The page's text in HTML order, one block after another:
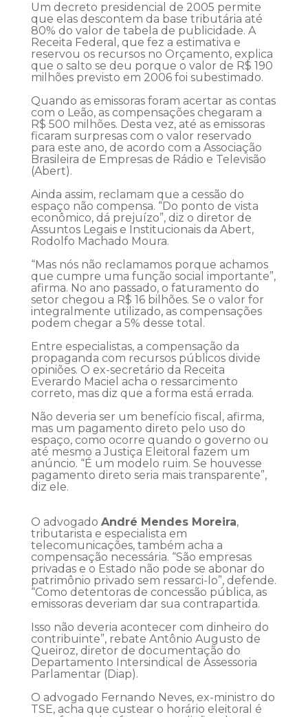
Um decreto presidencial de 2005 permite
que elas descontem da base tributária até
80% do valor de tabela de publicidade. A
Receita Federal, que fez a estimativa e
reservou os recursos no Orçamento, explica
que o salto se deu porque o valor de R$ 190
milhões previsto em 2006 foi subestimado.
Quando as emissoras foram acertar as contas
com o Leão, as compensações chegaram a
R$ 500 milhões. Desta vez, até as emissoras
ficaram surpresas com o valor reservado
para este ano, de acordo com a Associação
Brasileira de Empresas de Rádio e Televisão
(Abert).
Ainda assim, reclamam que a cessão do
espaço não compensa. “Do ponto de vista
econômico, dá prejuízo”, diz o diretor de
Assuntos Legais e Institucionais da Abert,
Rodolfo Machado Moura.
“Mas nós não reclamamos porque achamos
que cumpre uma função social importante”,
afirma. No ano passado, o faturamento do
setor chegou a R$ 16 bilhões. Se o valor for
integralmente utilizado, as compensações
podem chegar a 5% desse total.
Entre especialistas, a compensação da
propaganda com recursos públicos divide
opiniões. O ex-secretário da Receita
Everardo Maciel acha o ressarcimento
correto, mas diz que a forma está errada.
Não deveria ser um benefício fiscal, afirma,
mas um pagamento direto pelo uso do
espaço, como ocorre quando o governo ou
até mesmo a Justiça Eleitoral fazem um
anúncio. “É um modelo ruim. Se houvesse
pagamento direto seria mais transparente”,
diz ele.
O advogado André Mendes Moreira,
tributarista e especialista em
telecomunicações, também acha a
compensação necessária. “São empresas
privadas e o Estado não pode se abonar do
patrimônio privado sem ressarci-lo”, defende.
“Como detentoras de concessão pública, as
emissoras deveriam dar sua contrapartida.
Isso não deveria acontecer com dinheiro do
contribuinte”, rebate Antônio Augusto de
Queiroz, diretor de documentação do
Departamento Intersindical de Assessoria
Parlamentar (Diap).
O advogado Fernando Neves, ex-ministro do
TSE, acha que custear o horário eleitoral é